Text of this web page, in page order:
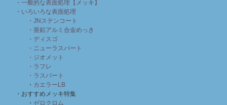
・一般的な表面処理【メッキ】
・いろいろな表面処理
・JNステンコート
・亜鉛アルミ合金めっき
・ディスゴ
・ニューラスパート
・ジオメット
・ラフレ
・ラスパート
・ カエラーLB
・おすすめメッキ特集
・ ゼロクロム